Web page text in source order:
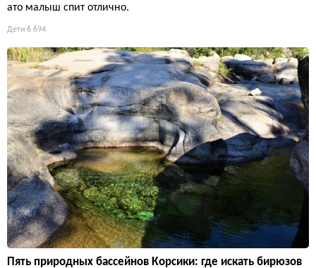
ато малыш спит отлично.
Дети 6 694
Пять природных бассейнов Корсики: где искать бирюзов